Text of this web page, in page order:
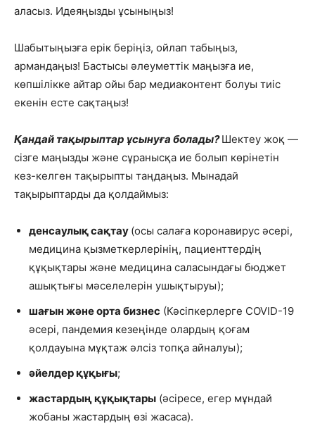
аласыз. Идеяңызды ұсыныңыз!
Шабытыңызға ерік беріңіз, ойлап табыңыз,
армандаңыз! Бастысы әлеуметтік маңызға ие,
көпшілікке айтар ойы бар медиаконтент болуы тиіс
екенін есте сақтаңыз!
Қандай тақырыптар ұсынуға болады?Шектеу жоқ —
сізге маңызды және сұранысқа ие болып көрінетін
кез-келген тақырыпты таңдаңыз. Мынадай
тақырыптарды да қолдаймыз:
денсаулық сақтау (осы салаға коронавирус әсері,
медицина қызметкерлерінің, пациенттердің
құқықтары және медицина саласындағы бюджет
ашықтығы мәселелерін ушықтыруы);
шағын және орта бизнес (Кәсіпкерлерге COVID-19
әсері, пандемия кезеңінде олардың қоғам
қолдауына мұқтаж әлсіз топқа айналуы);
әйелдер құқығы;
жастардың құқықтары (әсіресе, егер мұндай
жобаны жастардың өзі жасаса).